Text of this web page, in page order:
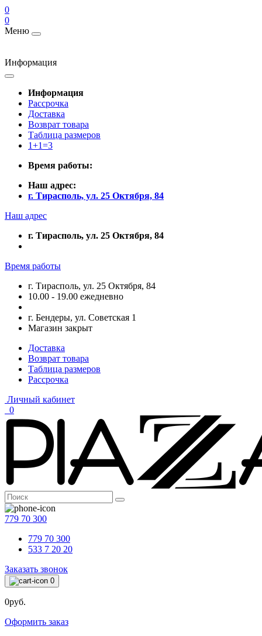
0
0
Меню
Информация
Информация
Рассрочка
Доставка
Возврат товара
Таблица размеров
1+1=3
Время работы:
Наш адрес:
г. Тирасполь, ул. 25 Октября, 84
Наш адрес
г. Тирасполь, ул. 25 Октября, 84
Время работы
г. Тирасполь, ул. 25 Октября, 84
10.00 - 19.00 ежедневно
г. Бендеры, ул. Советская 1
Магазин закрыт
Доставка
Возврат товара
Таблица размеров
Рассрочка
Личный кабинет
0
779 70 300
779 70 300
533 7 20 20
Заказать звонок
0
0руб.
Оформить заказ